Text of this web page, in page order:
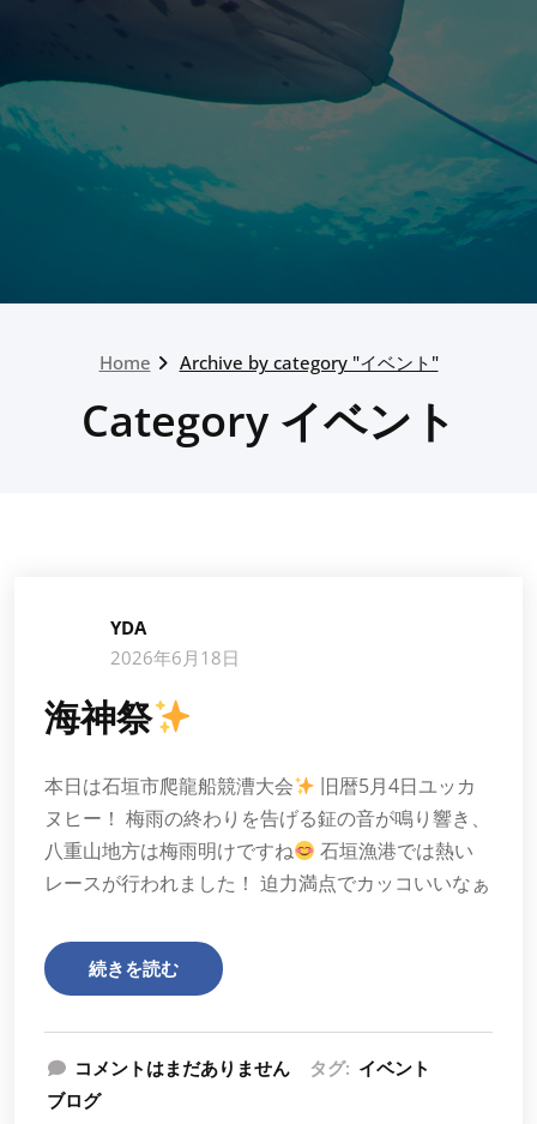
Home Archive by category "イベント"
Category イベント
YDA
2026年6月18日
海神祭
本日は石垣市爬龍船競漕大会
旧暦5月4日ユッカ
ヌヒー！ 梅雨の終わりを告げる鉦の音が鳴り響き、
八重山地方は梅雨明けですね
石垣漁港では熱い
レースが行われました！ 迫力満点でカッコいいなぁ
続きを読む
コメントはまだありません タグ: イベント
ブログ